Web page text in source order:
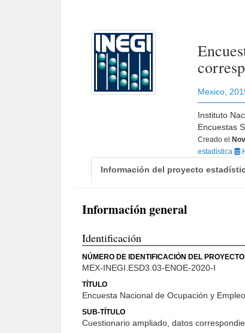
Mexico
Instituto
Encuestas
Creado el
estadística
Información del proyecto
Información general
Identificación
NÚMERO DE IDENTIFICACIÓN DEL
MEX-INEGI.ESD3.03-ENOE-2020-I
TÍTULO
Encuesta Nacional de Ocupación y
SUB-TÍTULO
Cuestionario ampliado, datos